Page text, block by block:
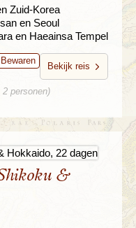
Zuid-Korea
en Seoul
en Haeainsa Tempel
Bewaren
Bekijk reis
personen)
&